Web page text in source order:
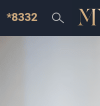
*8332